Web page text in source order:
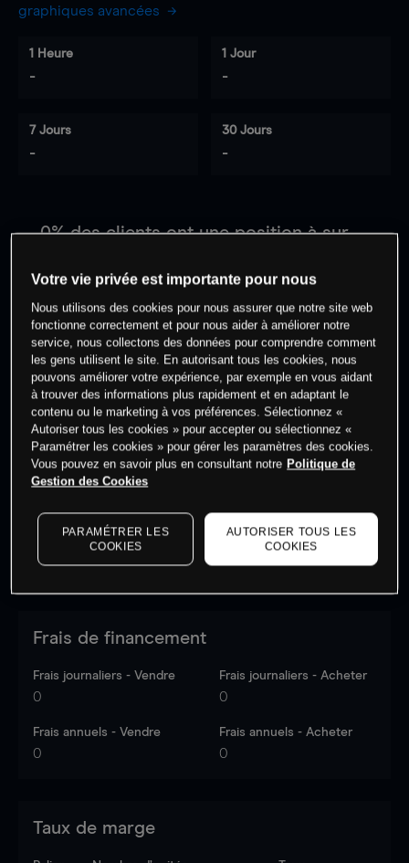
graphiques avancées
1 Heure
-
1 Jour
-
7 Jours
-
30 Jours
-
0% des clients ont une position àsur
Commencez à trader
Les prix sont indicatifs.Connectez-vouspour voir les
dernières données du marché.
Log in
to see latest
Frais de financement
Frais journaliers - Vendre
0
Frais journaliers - Acheter
0
Frais annuels - Vendre
0
Frais annuels - Acheter
0
Taux de marge
Votre vie privée est importante pour nous
Nous utilisons des cookies pour nous assurer que notre site web
fonctionne correctement et pour nous aider à améliorer notre
service, nous collectons des données pour comprendre comment
les gens utilisent le site. En autorisant tous les cookies, nous
pouvons améliorer votre expérience, par exemple en vous aidant
à trouver des informations plus rapidement et en adaptant le
contenu ou le marketing à vos préférences. Sélectionnez «
Autoriser tous les cookies » pour accepter ou sélectionnez «
Paramétrer les cookies » pour gérer les paramètres des cookies.
Vous pouvez en savoir plus en consultant notre Politique de
Gestion des Cookies
PARAMÉTRER LES
COOKIES
AUTORISER TOUS LES
COOKIES